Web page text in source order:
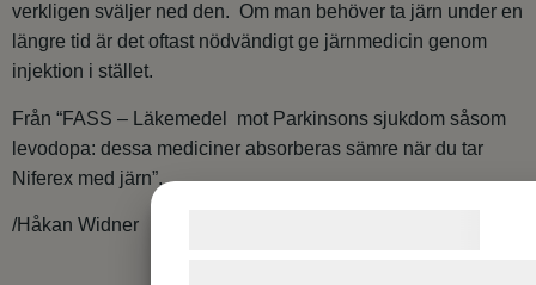
verkligen sväljer ned den. Om man behöver ta järn under en
längre tid är det oftast nödvändigt ge järnmedicin genom
injektion i stället.
Från “FASS – Läkemedel mot Parkinsons sjukdom såsom
levodopa: dessa mediciner absorberas sämre när du tar
Niferex med järn”.
/Håkan Widner